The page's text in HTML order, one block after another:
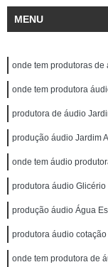
MENU
onde tem produtoras
onde tem produtora
produtora de áudio
produção áudio Jardim
onde tem áudio
produtora áudio Glicério
produção áudio Água
produtora áudio
onde tem produtora de